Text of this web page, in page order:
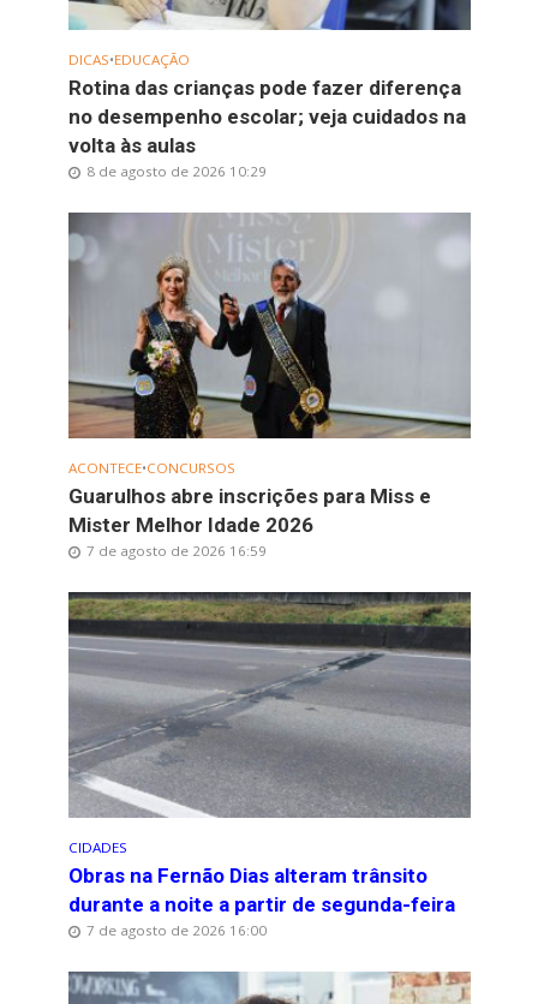
DICAS•EDUCAÇÃO
Rotina das crianças pode fazer diferença
no desempenho escolar; veja cuidados na
volta às aulas
8 de agosto de 2026 10:29
ACONTECE•CONCURSOS
Guarulhos abre inscrições para Miss e
Mister Melhor Idade 2026
7 de agosto de 2026 16:59
CIDADES
Obras na Fernão Dias alteram trânsito
durante a noite a partir de segunda-feira
7 de agosto de 2026 16:00